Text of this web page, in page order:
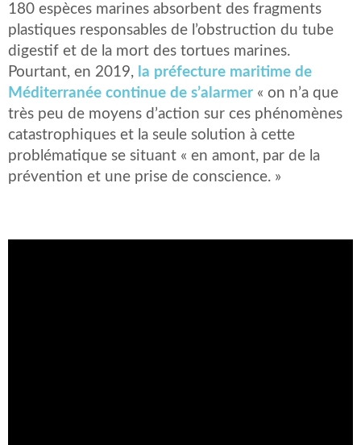
180 espèces marines absorbent des fragments
plastiques responsables de l’obstruction du tube
digestif et de la mort des tortues marines.
Pourtant, en 2019, la préfecture maritime de
Méditerranée continue de s’alarmer « on n’a que
très peu de moyens d’action sur ces phénomènes
catastrophiques et la seule solution à cette
problématique se situant « en amont, par de la
prévention et une prise de conscience. »